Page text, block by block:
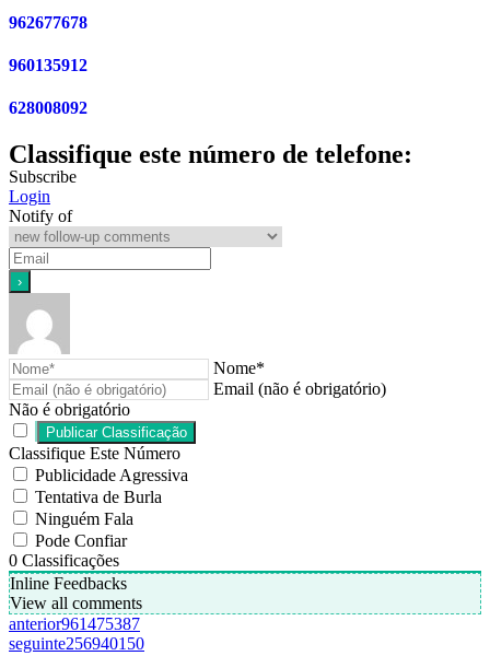
962677678
960135912
628008092
Classifique este número de telefone:
Subscribe
Login
Notify of
Nome*
Email (não é obrigatório)
Não é obrigatório
Classifique Este Número
Publicidade Agressiva
Tentativa de Burla
Ninguém Fala
Pode Confiar
0 Classificações
Inline Feedbacks
View all comments
anterior961475387
seguinte256940150